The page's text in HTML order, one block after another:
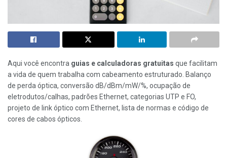
Aqui você encontra guias e calculadoras gratuitas que facilitam
a vida de quem trabalha com cabeamento estruturado. Balanço
de perda óptica, conversão dB/dBm/mW/%, ocupação de
eletrodutos/calhas, padrões Ethernet, categorias UTP e FO,
projeto de link óptico com Ethernet, lista de normas e código de
cores de cabos ópticos.